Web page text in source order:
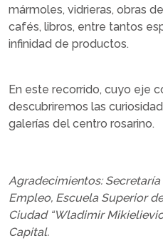
mármoles, vidrieras, obras
cafés, libros, entre tantos
infinidad de productos.
En este recorrido, cuyo eje
descubriremos las
galerías del centro rosarino.
Agradecimientos:
Empleo, Escuela Superior
Ciudad “Wladimir
Capital.